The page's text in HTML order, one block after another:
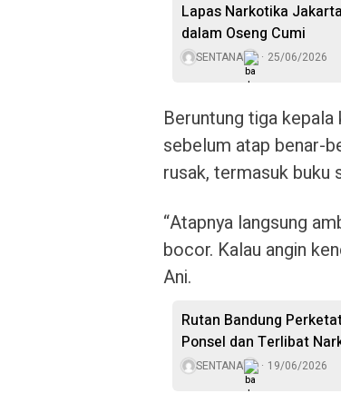
Lapas Narkotika
dalam Oseng Cumi
SENTANA 25/06/2026
Beruntung tiga
sebelum atap benar-
rusak, termasuk buku
“Atapnya langsung
bocor. Kalau angin
Ani.
Rutan Bandung
Ponsel dan Terlibat
SENTANA 19/06/2026